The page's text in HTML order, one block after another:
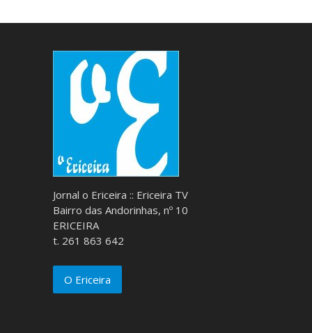
Jornal o Ericeira :: Ericeira TV
Bairro das Andorinhas, nº 10
ERICEIRA
t. 261 863 642
O Ericeira